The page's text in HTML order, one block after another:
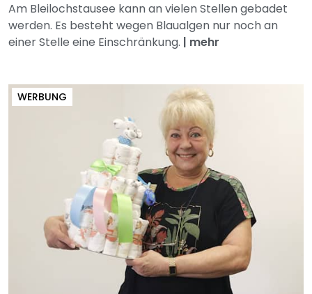
Am Bleilochstausee kann an vielen Stellen gebadet
werden. Es besteht wegen Blaualgen nur noch an
einer Stelle eine Einschränkung. | mehr
WERBUNG